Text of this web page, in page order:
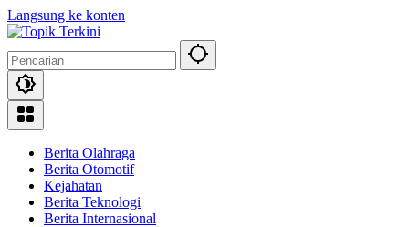
Langsung ke konten
Berita Olahraga
Berita Otomotif
Kejahatan
Berita Teknologi
Berita Internasional